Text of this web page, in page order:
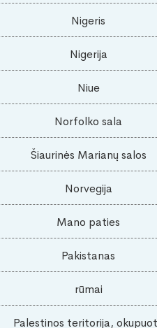
Nigeris
Nigerija
Niue
Norfolko sala
Šiaurinės Marianų salos
Norvegija
Mano paties
Pakistanas
rūmai
Palestinos teritorija,